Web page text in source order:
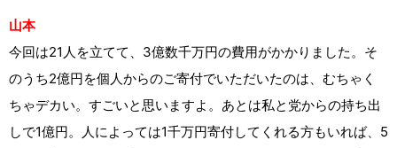
山本
今回は21人を立てて、3億数千万円の費用がかかりました。そ
のうち2億円を個人からのご寄付でいただいたのは、むちゃく
ちゃデカい。すごいと思いますよ。あとは私と党からの持ち出
しで1億円。人によっては1千万円寄付してくれる方もいれば、5